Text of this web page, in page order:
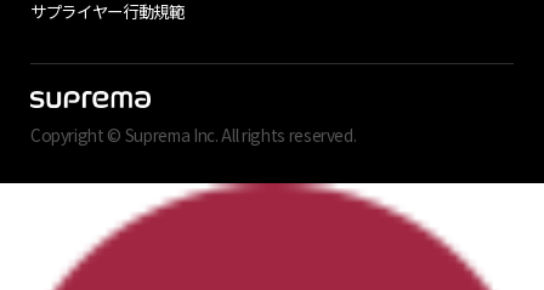
サプライヤー行動規範
Copyright © Suprema Inc. All rights reserved.